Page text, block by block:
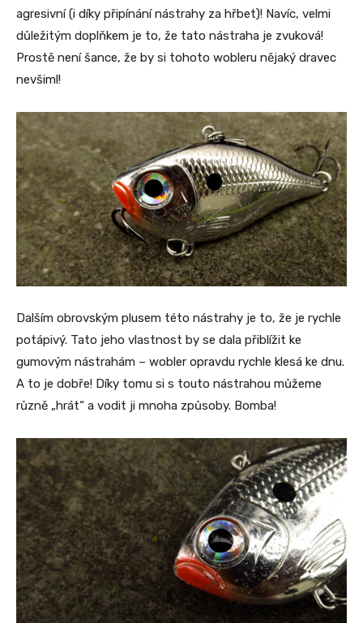
agresivní (i díky připínání nástrahy za hřbet)! Navíc, velmi
důležitým doplňkem je to, že tato nástraha je zvuková!
Prostě není šance, že by si tohoto wobleru nějaký dravec
nevšiml!
Dalším obrovským plusem této nástrahy je to, že je rychle
potápivý. Tato jeho vlastnost by se dala přiblížit ke
gumovým nástrahám – wobler opravdu rychle klesá ke dnu.
A to je dobře! Díky tomu si s touto nástrahou můžeme
různě „hrát“ a vodit ji mnoha způsoby. Bomba!